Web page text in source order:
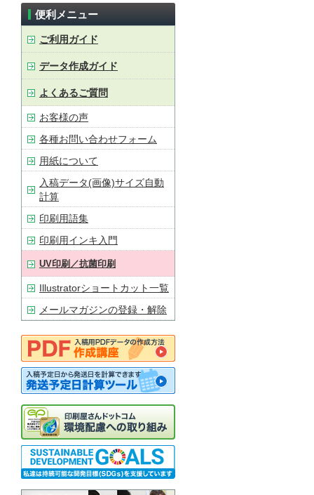
便利メニュー
ご利用ガイド
データ作成ガイド
よくあるご質問
お客様の声
各種お問い合わせフォーム
用紙について
入稿データ(画像)サイズ自動
計算
印刷用語集
印刷用インキ入門
UV印刷／抗菌印刷
Illustratorショートカット一覧
メールマガジンの登録・解除